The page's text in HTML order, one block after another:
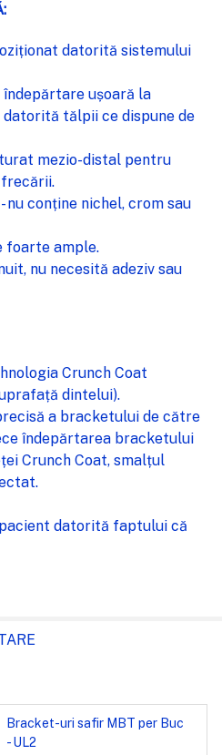
datorită sistemului
îndepărtare ușoară la
tălpii ce dispune de
mezio-distal pentru
frecării.
conține nichel, crom sau
foarte ample.
nu necesită adeziv sau
Crunch Coat
dintelui).
a bracketului de către
îndepărtarea bracketului
Crunch Coat, smalțul
datorită faptului că
Bracket-uri safir MBT per Buc
- UL2